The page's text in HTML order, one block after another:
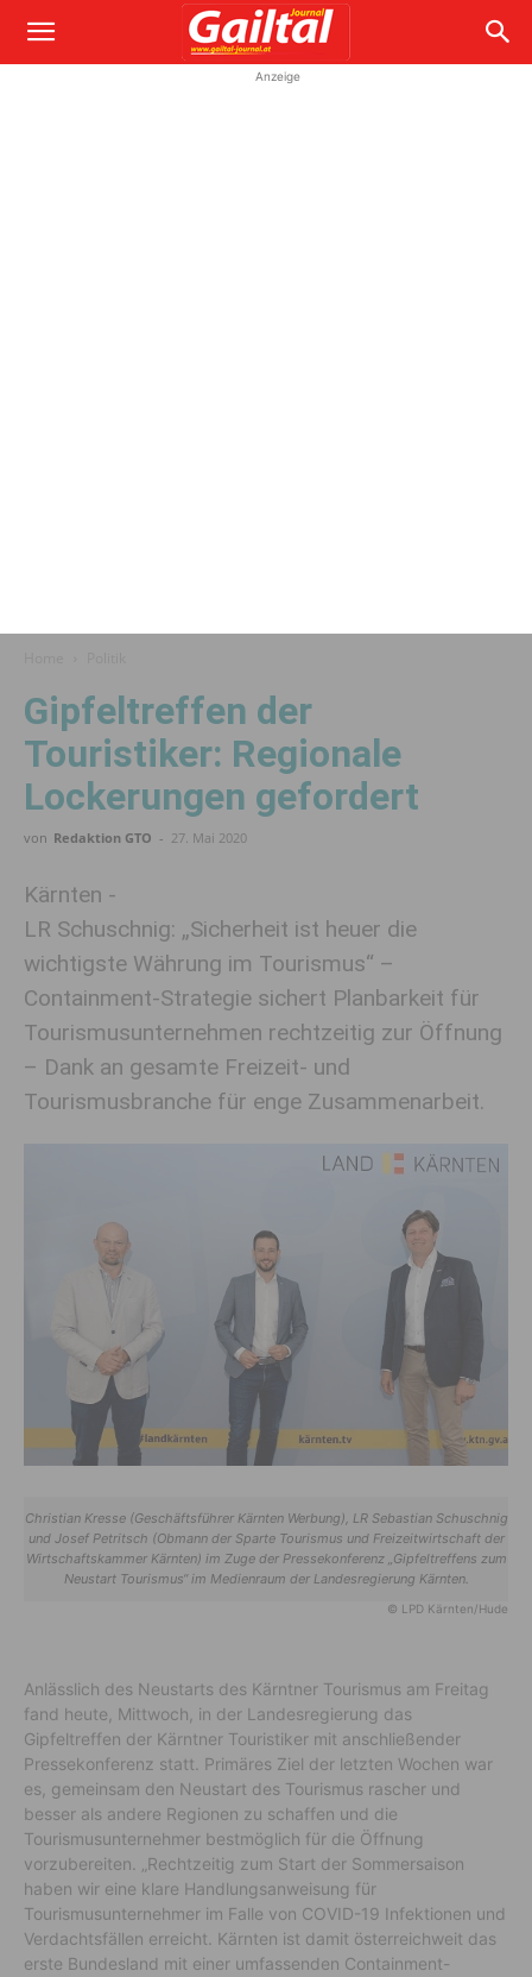
Anzeige
Gipfeltreffen der
Touristiker: Regionale
Lockerungen gefordert
von Redaktion GTO - 27. Mai 2020
Kärnten -
LR Schuschnig: „Sicherheit ist heuer die
wichtigste Währung im Tourismus“ –
Containment-Strategie sichert Planbarkeit für
Tourismusunternehmen rechtzeitig zur Öffnung
– Dank an gesamte Freizeit- und
Tourismusbranche für enge Zusammenarbeit.
Christian Kresse (Geschäftsführer Kärnten Werbung), LR Sebastian Schuschnig
und Josef Petritsch (Obmann der Sparte Tourismus und Freizeitwirtschaft der
Wirtschaftskammer Kärnten) im Zuge der Pressekonferenz „Gipfeltreffens zum
Neustart Tourismus“ im Medienraum der Landesregierung Kärnten.
© LPD Kärnten/Hude
Anlässlich des Neustarts des Kärntner Tourismus am Freitag
fand heute, Mittwoch, in der Landesregierung das
Gipfeltreffen der Kärntner Touristiker mit anschließender
Pressekonferenz statt. Primäres Ziel der letzten Wochen war
es, gemeinsam den Neustart des Tourismus rascher und
besser als andere Regionen zu schaffen und die
Tourismusunternehmer bestmöglich für die Öffnung
vorzubereiten. „Rechtzeitig zum Start der Sommersaison
haben wir eine klare Handlungsanweisung für
Tourismusunternehmer im Falle von COVID-19 Infektionen und
Verdachtsfällen erreicht. Kärnten ist damit österreichweit das
erste Bundesland mit einer umfassenden Containment-